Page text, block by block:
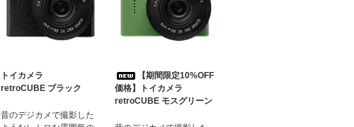
トイカメラ
retroCUBE ブラック
昔のデジカメで撮影した
【期間限定10%OFF
価格】トイカメラ
retroCUBE モスグリーン